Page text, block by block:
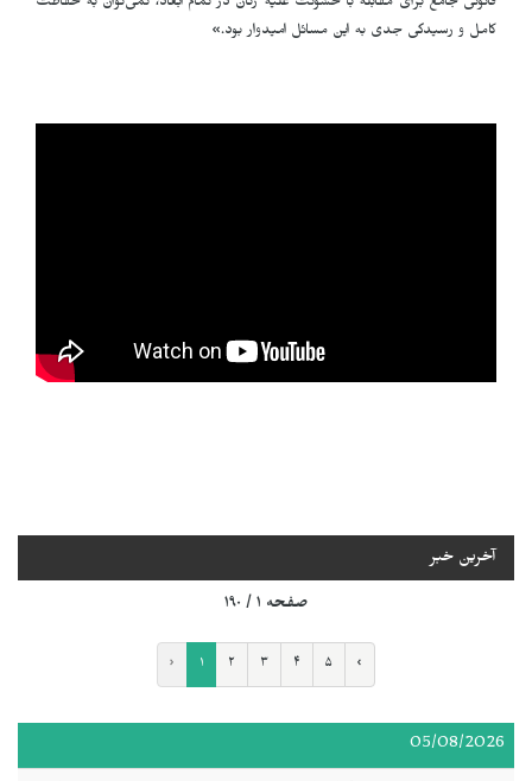
قانونی جامع برای مقابله با خشونت علیه زنان در تمام ابعاد، نمی‌توان به حفاظت
کامل و رسیدگی جدی به این مسائل امیدوار بود.»
آخرین خبر
صفحه ۱ / ۱۹۰
‹ ۱ ۲ ۳ ۴ ۵ ›
05/08/2026